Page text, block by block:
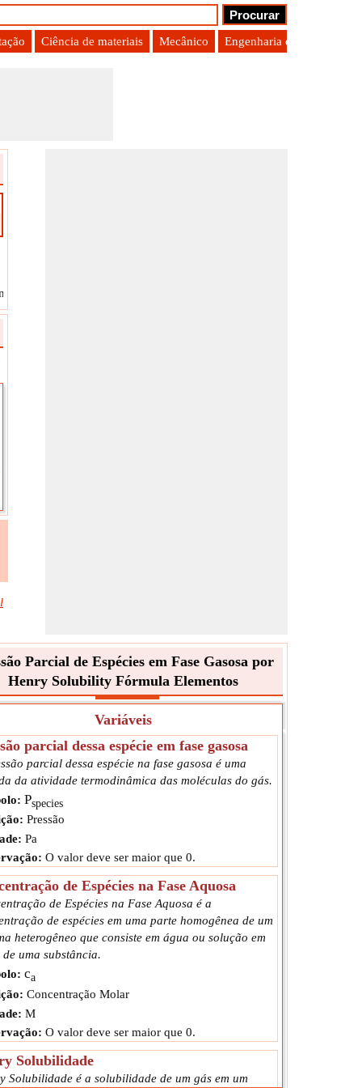
Ciência de materiais Mecânico Engenharia de Produção
Solubilidade
Parcial de Espécies em Fase Gasosa por
Henry Solubility Fórmula Elementos
Variáveis
parcial dessa espécie em fase gasosa
parcial dessa espécie na fase gasosa é uma
da atividade termodinâmica das moléculas do gás.
Pspecies
Pressão
Pa
O valor deve ser maior que 0.
de Espécies na Fase Aquosa
de Espécies na Fase Aquosa é a
de espécies em uma parte homogênea de um
heterogêneo que consiste em água ou solução em
uma substância.
ca
Concentração Molar
M
O valor deve ser maior que 0.
Solubilidade
Solubilidade é a solubilidade de um gás em um